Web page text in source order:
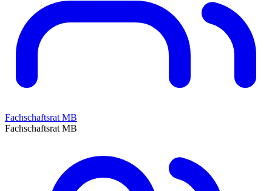
Fachschaftsrat MB
Fachschaftsrat MB